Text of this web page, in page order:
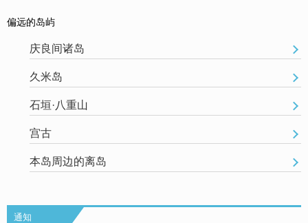
偏远的岛屿
庆良间诸岛
久米岛
石垣·八重山
宫古
本岛周边的离岛
通知